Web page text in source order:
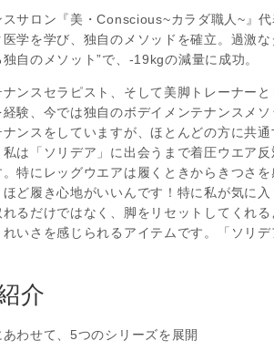
サロン『美・Conscious~カラダ職人~』
学を学び、独自のメソッドを確立。過激
自のメソット”で、-19kgの減量に成功。
ンスセラピスト、そして美脚トレーナー
験、今では独自のボデイメンテナンスメ
ンスをしていますが、ほとんどの方に共
私は「ソリデア」に出会うまで着圧ウエア
特にレッグウエアは履くときからきつさ
ど履き心地がいいんです！特に私が気に
るだけではなく、脚をリセットしてくれ
いさを感じられるアイテムです。「ソリ
介
わせて、5つのシリーズを展開